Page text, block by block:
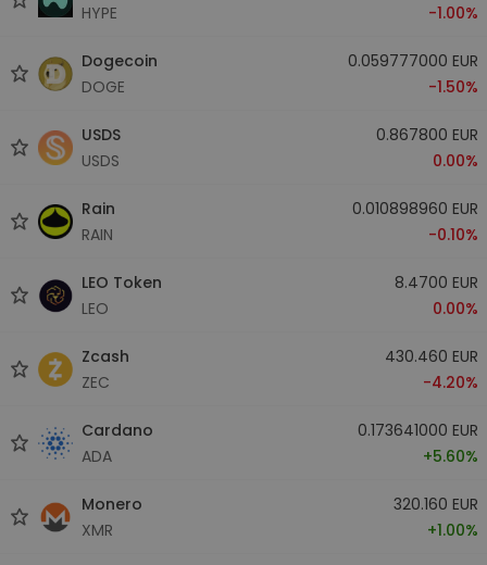
HYPE
-1.00%
Dogecoin
DOGE
0.059777000 EUR
-1.50%
USDS
USDS
0.867800 EUR
0.00%
Rain
RAIN
0.010898960 EUR
-0.10%
LEO Token
LEO
8.4700 EUR
0.00%
Zcash
ZEC
430.460 EUR
-4.20%
Cardano
ADA
0.173641000 EUR
+5.60%
Monero
XMR
320.160 EUR
+1.00%